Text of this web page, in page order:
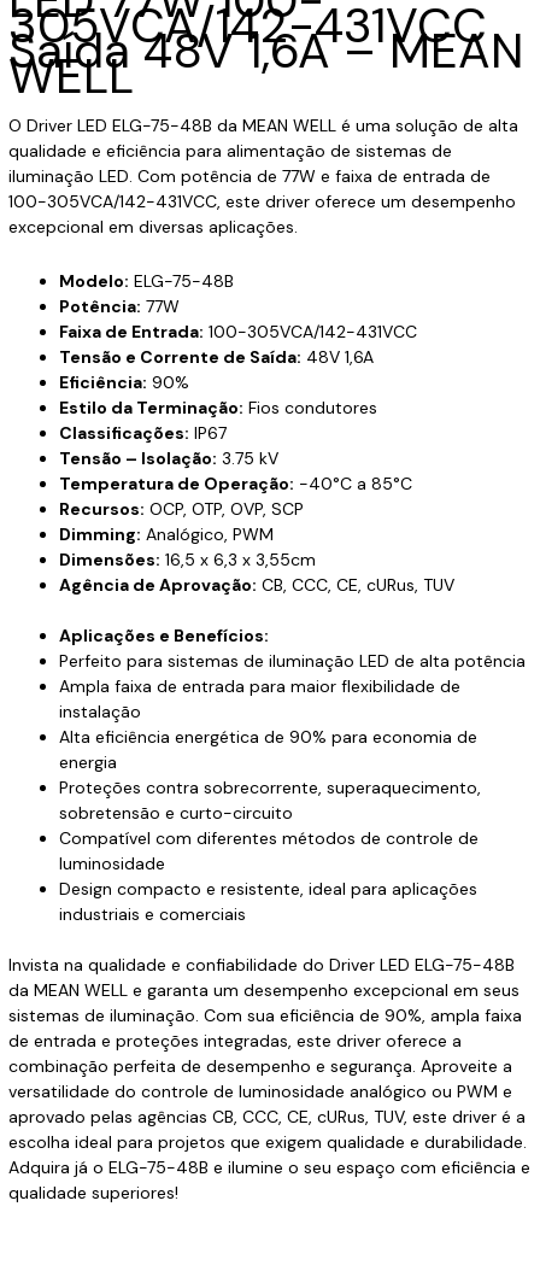
WELL
quantidade
305VCA/142-431VCC
Saída 48V 1,6A – MEAN
WELL
O Driver LED ELG-75-48B da MEAN WELL é uma solução de alta
qualidade e eficiência para alimentação de sistemas de
iluminação LED. Com potência de 77W e faixa de entrada de
100-305VCA/142-431VCC, este driver oferece um desempenho
excepcional em diversas aplicações.
Modelo: ELG-75-48B
Potência: 77W
Faixa de Entrada: 100-305VCA/142-431VCC
Tensão e Corrente de Saída: 48V 1,6A
Eficiência: 90%
Estilo da Terminação: Fios condutores
Classificações: IP67
Tensão – Isolação: 3.75 kV
Temperatura de Operação: -40°C a 85°C
Recursos: OCP, OTP, OVP, SCP
Dimming: Analógico, PWM
Dimensões: 16,5 x 6,3 x 3,55cm
Agência de Aprovação: CB, CCC, CE, cURus, TUV
Aplicações e Benefícios:
Perfeito para sistemas de iluminação LED de alta potência
Ampla faixa de entrada para maior flexibilidade de
instalação
Alta eficiência energética de 90% para economia de
energia
Proteções contra sobrecorrente, superaquecimento,
sobretensão e curto-circuito
Compatível com diferentes métodos de controle de
luminosidade
Design compacto e resistente, ideal para aplicações
industriais e comerciais
Invista na qualidade e confiabilidade do Driver LED ELG-75-48B
da MEAN WELL e garanta um desempenho excepcional em seus
sistemas de iluminação. Com sua eficiência de 90%, ampla faixa
de entrada e proteções integradas, este driver oferece a
combinação perfeita de desempenho e segurança. Aproveite a
versatilidade do controle de luminosidade analógico ou PWM e
aprovado pelas agências CB, CCC, CE, cURus, TUV, este driver é a
escolha ideal para projetos que exigem qualidade e durabilidade.
Adquira já o ELG-75-48B e ilumine o seu espaço com eficiência e
qualidade superiores!